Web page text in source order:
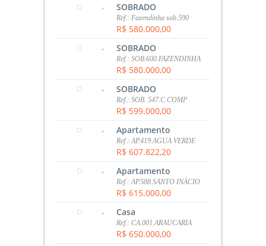
, SOBRADO
Ref.: Fazendinha sob.590
R$ 580.000,00
, SOBRADO
Ref.: SOB.600.FAZENDINHA
R$ 580.000,00
, SOBRADO
Ref.: SOB. 547.C.COMP
R$ 599.000,00
, Apartamento
Ref.: AP.419.AGUA VERDE
R$ 607.822,20
, Apartamento
Ref.: AP.588.SANTO INÁCIO
R$ 615.000,00
, Casa
Ref.: CA.001.ARAUCARIA
R$ 650.000,00